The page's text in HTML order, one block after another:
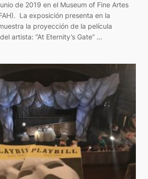
de 2019 en el Museum of Fine Artes
La exposición presenta en la
la proyección de la película
artista: “At Eternity’s Gate” …